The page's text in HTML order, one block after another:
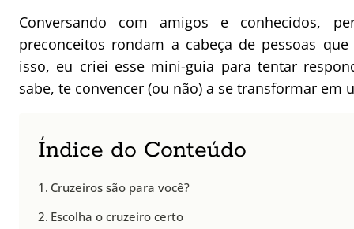
Conversando com amigos e conhecidos,
preconceitos rondam a cabeça de pessoas
isso, eu criei esse mini-guia para tentar
sabe, te convencer (ou não) a se transformar
Índice do Conteúdo
Cruzeiros são para você?
Escolha o cruzeiro certo